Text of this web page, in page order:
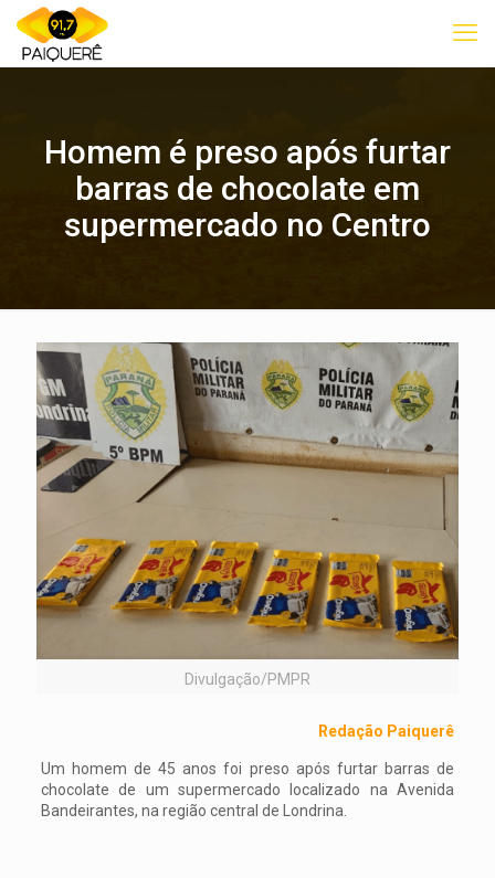
Homem é preso após furtar
barras de chocolate em
supermercado no Centro
Divulgação/PMPR
Redação Paiquerê
Um homem de 45 anos foi preso após furtar barras de
chocolate de um supermercado localizado na Avenida
Bandeirantes, na região central de Londrina.